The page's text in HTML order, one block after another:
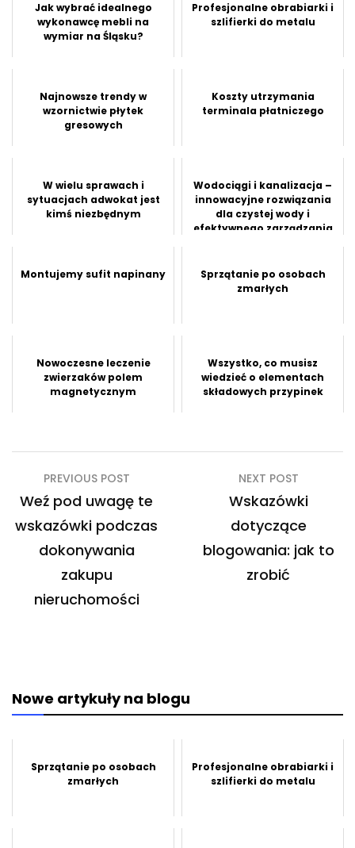
Jak wybrać idealnego
wykonawcę mebli na
wymiar na Śląsku?
Profesjonalne obrabiarki i
szlifierki do metalu
Najnowsze trendy w
wzornictwie płytek
gresowych
Koszty utrzymania
terminala płatniczego
W wielu sprawach i
sytuacjach adwokat jest
kimś niezbędnym
Wodociągi i kanalizacja –
innowacyjne rozwiązania
dla czystej wody i
efektywnego zarządzania
Montujemy sufit napinany
Sprzątanie po osobach
zmarłych
Nowoczesne leczenie
zwierzaków polem
magnetycznym
Wszystko, co musisz
wiedzieć o elementach
składowych przypinek
Nawigacja
wpisu
PREVIOUS POST
Weź pod uwagę te
wskazówki podczas
dokonywania
zakupu
nieruchomości
NEXT POST
Wskazówki
dotyczące
blogowania: jak to
zrobić
Nowe artykuły na blogu
Sprzątanie po osobach
zmarłych
Profesjonalne obrabiarki i
szlifierki do metalu